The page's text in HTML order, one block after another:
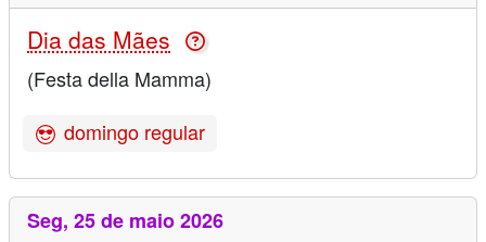
Dia das Mães
(Festa della Mamma)
domingo regular
Seg, 25 de maio 2026